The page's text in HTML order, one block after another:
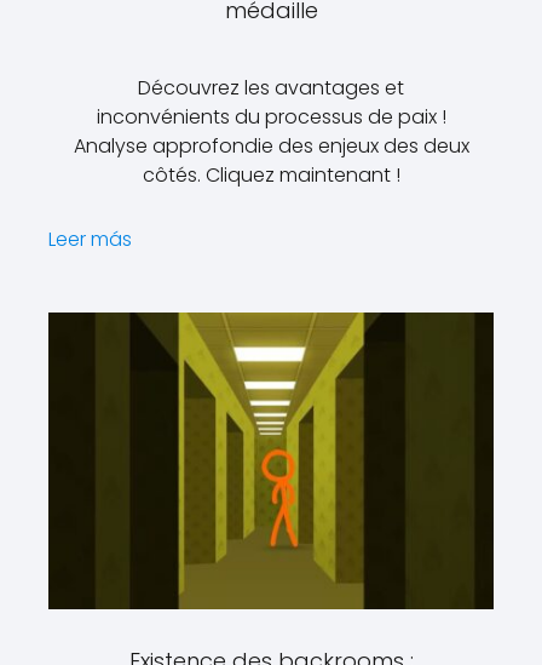
médaille
Découvrez les avantages et
inconvénients du processus de paix !
Analyse approfondie des enjeux des deux
côtés. Cliquez maintenant !
Leer más